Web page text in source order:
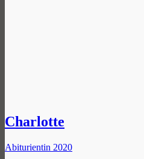
Charlotte
Abiturientin 2020